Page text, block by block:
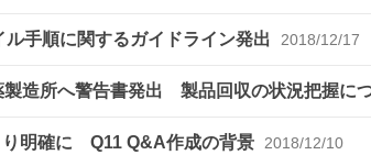
手順に関するガイドライン発出 2018/12/17
製造所へ警告書発出 製品回収の状況把握に
り明確に Q11 Q&A作成の背景 2018/12/10